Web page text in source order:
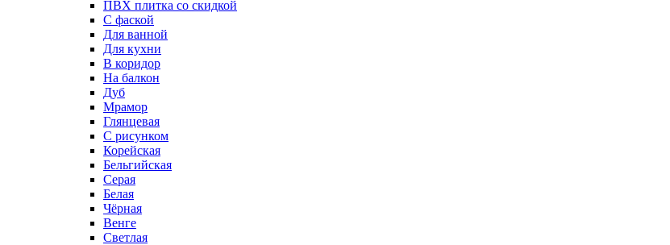
ПВХ плитка со скидкой
С фаской
Для ванной
Для кухни
В коридор
На балкон
Дуб
Мрамор
Глянцевая
С рисунком
Корейская
Бельгийская
Серая
Белая
Чёрная
Венге
Светлая